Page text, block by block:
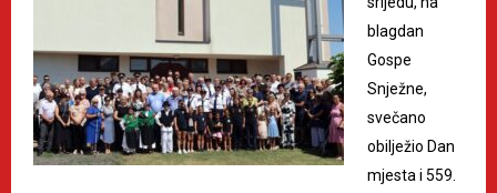
blagdan
Gospe
Snježne,
svečano
obilježio Dan
mjesta i 559.